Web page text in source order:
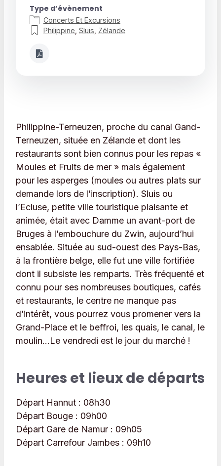
Type d’évènement
Concerts Et Excursions
Philippine Sluis Zélande
Philippine-Terneuzen, proche du canal Gand-
Terneuzen, située en Zélande et dont les
restaurants sont bien connus pour les repas «
Moules et Fruits de mer » mais également
pour les asperges (moules ou autres plats sur
demande lors de l’inscription). Sluis ou
l’Ecluse, petite ville touristique plaisante et
animée, était avec Damme un avant-port de
Bruges à l’embouchure du Zwin, aujourd’hui
ensablée. Située au sud-ouest des Pays-Bas,
à la frontière belge, elle fut une ville fortifiée
dont il subsiste les remparts. Très fréquenté et
connu pour ses nombreuses boutiques, cafés
et restaurants, le centre ne manque pas
d’intérêt, vous pourrez vous promener vers la
Grand-Place et le beffroi, les quais, le canal, le
moulin…Le vendredi est le jour du marché !
Heures et lieux de départs
Départ Hannut : 08h30
Départ Bouge : 09h00
Départ Gare de Namur : 09h05
Départ Carrefour Jambes : 09h10